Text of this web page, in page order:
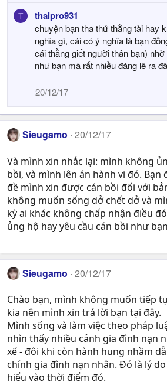
T thaipro931
chuyện bạn tha thứ thằng tài hay
nghĩa gì, cái có ý nghĩa là bạn
cái thằng giết người thân bạn)
như bạn mà rất nhiều đáng lẽ ra
20/12/17
Sieugamo 20/12/17
Và mình xin nhắc lại: mình không
bồi, và mình lên án hành vi đó. Bạn
đề mình xin được cán bồi đối với
không muốn sống dở chết dở và
kỳ ai khác không chấp nhận điều
ủng hộ hay yêu cầu cán bồi như
Sieugamo 20/12/17
Chào bạn, mình không muốn tiếp
kia nên mình xin trả lời bạn tại đây.
Mình sống và làm việc theo pháp
nhìn thấy nhiều cảnh gia đình nạn
xế - đôi khi còn hành hung nhầm
chính gia đình nạn nhân. Đó là lý
hiểu vào thời điểm đó.